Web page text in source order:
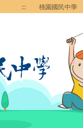
::: 桃園國民中學